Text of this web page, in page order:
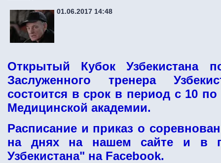
01.06.2017 14:48
Открытый Кубок Узбекистана
Заслуженного тренера
состоится в срок в период с 10
Медицинской академии.
Расписание и приказ о
на днях на нашем сайте и в
Узбекистана" на Facebook.